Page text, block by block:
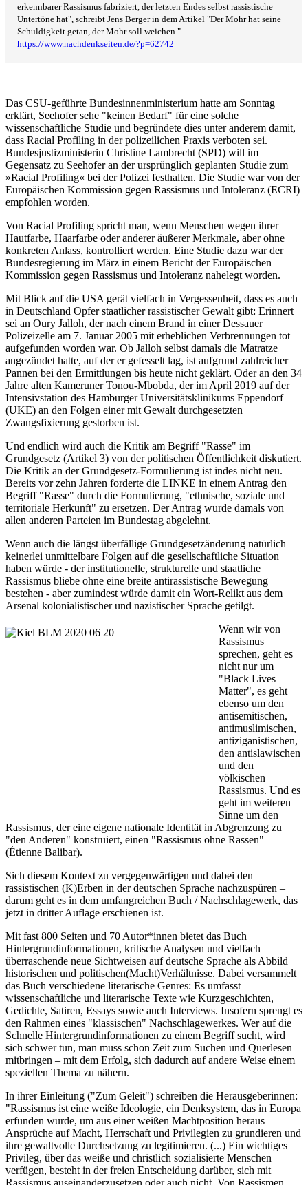
erkennbarer Rassismus fabriziert, der letzten Endes selbst rassistische
Untertöne hat", schreibt Jens Berger in dem Artikel "Der Mohr hat seine
Schuldigkeit getan, der Mohr soll weichen."
https://www.nachdenkseiten.de/?p=62742
Das CSU-geführte Bundesinnenministerium hatte am Sonntag
erklärt, Seehofer sehe "keinen Bedarf" für eine solche
wissenschaftliche Studie und begründete dies unter anderem damit,
dass Racial Profiling in der polizeilichen Praxis verboten sei.
Bundesjustizministerin Christine Lambrecht (SPD) will im
Gegensatz zu Seehofer an der ursprünglich geplanten Studie zum
»Racial Profiling« bei der Polizei festhalten. Die Studie war von der
Europäischen Kommission gegen Rassismus und Intoleranz (ECRI)
empfohlen worden.
Von Racial Profiling spricht man, wenn Menschen wegen ihrer
Hautfarbe, Haarfarbe oder anderer äußerer Merkmale, aber ohne
konkreten Anlass, kontrolliert werden. Eine Studie dazu war der
Bundesregierung im März in einem Bericht der Europäischen
Kommission gegen Rassismus und Intoleranz nahelegt worden.
Mit Blick auf die USA gerät vielfach in Vergessenheit, dass es auch
in Deutschland Opfer staatlicher rassistischer Gewalt gibt: Erinnert
sei an Oury Jalloh, der nach einem Brand in einer Dessauer
Polizeizelle am 7. Januar 2005 mit erheblichen Verbrennungen tot
aufgefunden worden war. Ob Jalloh selbst damals die Matratze
angezündet hatte, auf der er gefesselt lag, ist aufgrund zahlreicher
Pannen bei den Ermittlungen bis heute nicht geklärt. Oder an den 34
Jahre alten Kameruner Tonou-Mbobda, der im April 2019 auf der
Intensivstation des Hamburger Universitätsklinikums Eppendorf
(UKE) an den Folgen einer mit Gewalt durchgesetzten
Zwangsfixierung gestorben ist.
Und endlich wird auch die Kritik am Begriff "Rasse" im
Grundgesetz (Artikel 3) von der politischen Öffentlichkeit diskutiert.
Die Kritik an der Grundgesetz-Formulierung ist indes nicht neu.
Bereits vor zehn Jahren forderte die LINKE in einem Antrag den
Begriff "Rasse" durch die Formulierung, "ethnische, soziale und
territoriale Herkunft" zu ersetzen. Der Antrag wurde damals von
allen anderen Parteien im Bundestag abgelehnt.
Wenn auch die längst überfällige Grundgesetzänderung natürlich
keinerlei unmittelbare Folgen auf die gesellschaftliche Situation
haben würde - der institutionelle, strukturelle und staatliche
Rassismus bliebe ohne eine breite antirassistische Bewegung
bestehen - aber zumindest würde damit ein Wort-Relikt aus dem
Arsenal kolonialistischer und nazistischer Sprache getilgt.
Wenn wir von
Rassismus
sprechen, geht es
nicht nur um
"Black Lives
Matter", es geht
ebenso um den
antisemitischen,
antimuslimischen,
antiziganistischen,
den antislawischen
und den
völkischen
Rassismus. Und es
geht im weiteren
Sinne um den
Rassismus, der eine eigene nationale Identität in Abgrenzung zu
"den Anderen" konstruiert, einen "Rassismus ohne Rassen"
(Étienne Balibar).
Sich diesem Kontext zu vergegenwärtigen und dabei den
rassistischen (K)Erben in der deutschen Sprache nachzuspüren –
darum geht es in dem umfangreichen Buch / Nachschlagewerk, das
jetzt in dritter Auflage erschienen ist.
Mit fast 800 Seiten und 70 Autor*innen bietet das Buch
Hintergrundinformationen, kritische Analysen und vielfach
überraschende neue Sichtweisen auf deutsche Sprache als Abbild
historischen und politischen(Macht)Verhältnisse. Dabei versammelt
das Buch verschiedene literarische Genres: Es umfasst
wissenschaftliche und literarische Texte wie Kurzgeschichten,
Gedichte, Satiren, Essays sowie auch Interviews. Insofern sprengt es
den Rahmen eines "klassischen" Nachschlagewerkes. Wer auf die
Schnelle Hintergrundinformationen zu einem Begriff sucht, wird
sich schwer tun, man muss schon Zeit zum Suchen und Querlesen
mitbringen – mit dem Erfolg, sich dadurch auf andere Weise einem
speziellen Thema zu nähern.
In ihrer Einleitung ("Zum Geleit") schreiben die Herausgeberinnen:
"Rassismus ist eine weiße Ideologie, ein Denksystem, das in Europa
erfunden wurde, um aus einer weißen Machtposition heraus
Ansprüche auf Macht, Herrschaft und Privilegien zu grundieren und
ihre gewaltvolle Durchsetzung zu legitimieren. (...) Ein wichtiges
Privileg, über das weiße und christlich sozialisierte Menschen
verfügen, besteht in der freien Entscheidung darüber, sich mit
Rassismus auseinanderzusetzen oder auch nicht. Von Rassismen